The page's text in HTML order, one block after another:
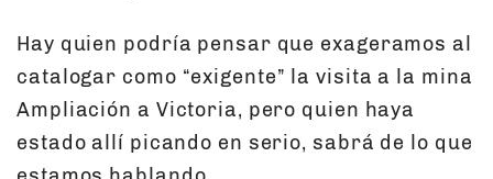
Hay quien podría pensar que exageramos al
catalogar como “exigente” la visita a la mina
Ampliación a Victoria, pero quien haya
estado allí picando en serio, sabrá de lo que